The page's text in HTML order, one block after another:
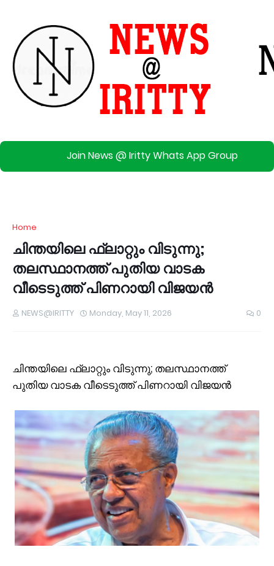
Join News @ Iritty Whats App Group
Home
ചിന്തയിലെ ഫ്ലാറ്റും വിടുന്നു;
തലസ്ഥാനത്ത് പുതിയ വാടക
വീടെടുത്ത് പിണറായി വിജയൻ
NEWS@IRITTY Monday, May 11, 2026 0
ചിന്തയിലെ ഫ്ലാറ്റും വിടുന്നു; തലസ്ഥാനത്ത്
പുതിയ വാടക വീടെടുത്ത് പിണറായി വിജയൻ